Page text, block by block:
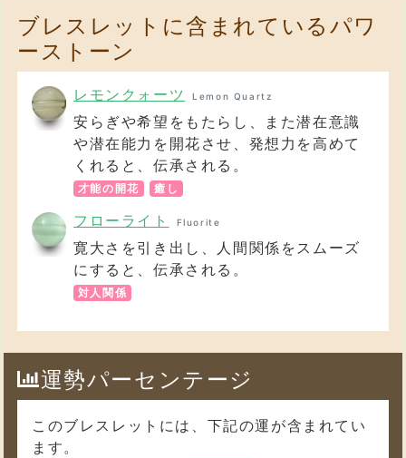
ブレスレットに含まれているパワ
ーストーン
レモンクォーツ Lemon Quartz
安らぎや希望をもたらし、また潜在意識
や潜在能力を開花させ、発想力を高めて
くれると、伝承される。
才能の開花 癒し
フローライト Fluorite
寛大さを引き出し、人間関係をスムーズ
にすると、伝承される。
対人関係
運勢パーセンテージ
このブレスレットには、下記の運が含まれてい
ます。